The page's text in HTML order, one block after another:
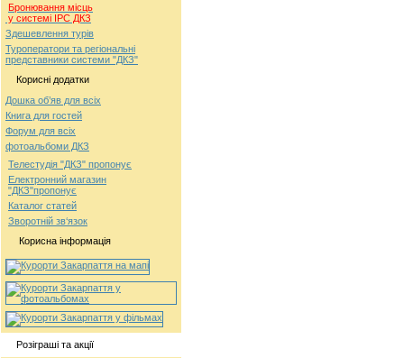
Бронювання місць
у системі ІРС ДКЗ
Здешевлення турів
Туроператори та регіональні
представники системи "ДКЗ"
Корисні додатки
Дошка об’яв для всіх
Книга для гостей
Форум для всіх
фотоальбоми ДКЗ
Телестудія "ДКЗ" пропонує
Електронний магазин
"ДКЗ"пропонує
Каталог статей
Зворотній зв‘язок
Корисна інформація
Розіграші та акції